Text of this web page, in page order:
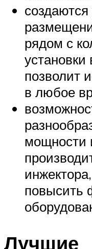
рядом с
позволит
в любое
мощности
повысить
Лучшие